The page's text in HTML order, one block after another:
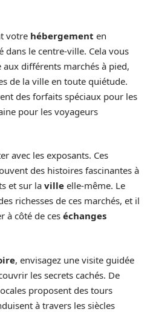
votre hébergement en
dans le centre-ville. Cela vous
différents marchés à pied,
de la ville en toute quiétude.
des forfaits spéciaux pour les
pour les voyageurs
avec les exposants. Ces
des histoires fascinantes à
et sur laville elle-même. Le
richesses de ces marchés, et il
à côté de ces échanges
, envisagez une visite guidée
les secrets cachés. De
proposent des tours
à travers les siècles